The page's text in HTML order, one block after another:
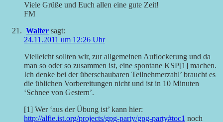
Viele Grüße und Euch allen eine gute Zeit!
FM
Walter sagt:
24.11.2011 um 12:26 Uhr
Vielleicht sollten wir, zur allgemeinen Auflockerung und da
man so oder so zusammen ist, eine spontane KSP[1] machen.
Ich denke bei der überschaubaren Teilnehmerzahl’ braucht es
die üblichen Vorbereitungen nicht und ist in 10 Minuten
‘Schnee von Gestern’.
[1] Wer ‘aus der Übung ist’ kann hier:
http://alfie.ist.org/projects/gpg-party/gpg-party#toc1 noch